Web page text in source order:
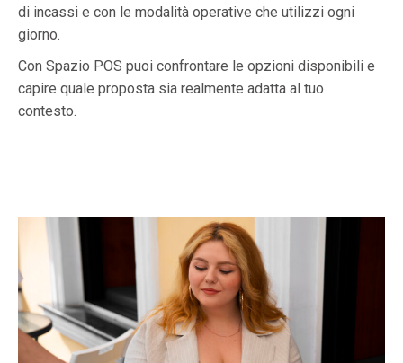
di incassi e con le modalità operative che utilizzi ogni
giorno.
Con Spazio POS puoi confrontare le opzioni disponibili e
capire quale proposta sia realmente adatta al tuo
contesto.